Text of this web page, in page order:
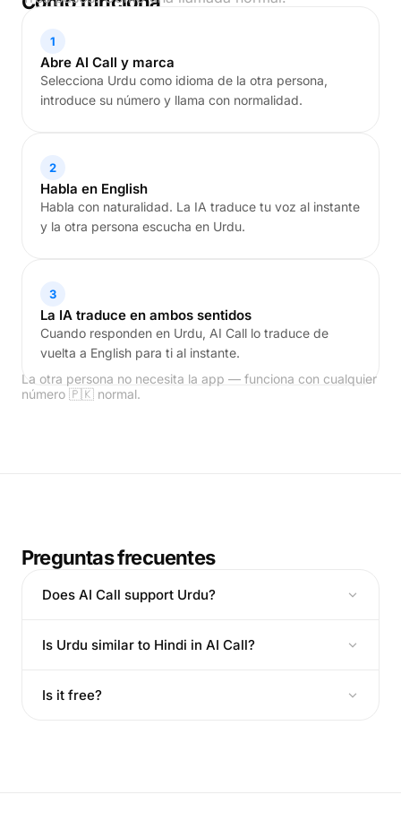
1
Abre AI Call y marca
Selecciona Urdu como idioma de la otra persona,
introduce su número y llama con normalidad.
2
Habla en English
Habla con naturalidad. La IA traduce tu voz al instante
y la otra persona escucha en Urdu.
3
La IA traduce en ambos sentidos
Cuando responden en Urdu, AI Call lo traduce de
vuelta a English para ti al instante.
La otra persona no necesita la app — funciona con cualquier
número 🇵🇰 normal.
Preguntas frecuentes
Does AI Call support Urdu?
Is Urdu similar to Hindi in AI Call?
Is it free?